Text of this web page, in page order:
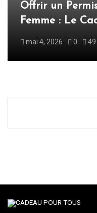
Offrir un
Femme : Le
mai 4, 2026 0